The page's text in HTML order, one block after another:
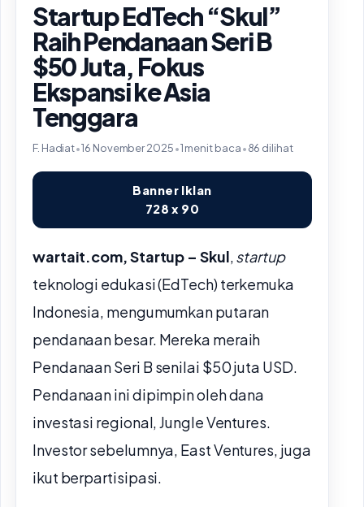
Startup EdTech “Skul”
Raih Pendanaan Seri B
$50 Juta, Fokus
Ekspansi ke Asia
Tenggara
F. Hadiat•16 November 2025•1 menit baca•86 dilihat
Banner Iklan
728 x 90
wartait.com, Startup – Skul,startup
teknologi edukasi (EdTech) terkemuka
Indonesia, mengumumkan putaran
pendanaan besar. Mereka meraih
Pendanaan Seri B senilai $50 juta USD.
Pendanaan ini dipimpin oleh dana
investasi regional, Jungle Ventures.
Investor sebelumnya, East Ventures, juga
ikut berpartisipasi.